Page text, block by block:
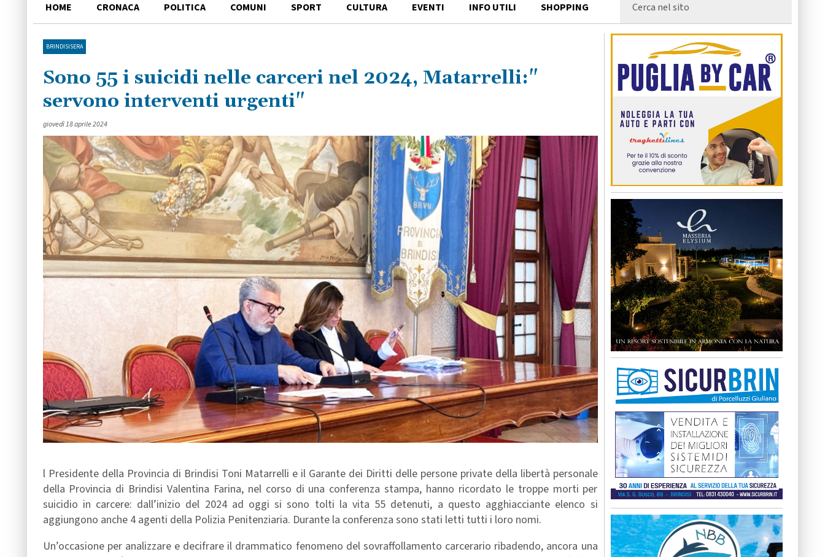
HOME CRONACA POLITICA COMUNI SPORT CULTURA EVENTI INFO UTILI SHOPPING
BRINDISISERA
Sono 55 i suicidi nelle carceri nel 2024, Matarrelli:"
servono interventi urgenti"
giovedì 18 aprile 2024
l Presidente della Provincia di Brindisi Toni Matarrelli e il Garante dei Diritti delle persone private della libertà personale
della Provincia di Brindisi Valentina Farina, nel corso di una conferenza stampa, hanno ricordato le troppe morti per
suicidio in carcere: dall’inizio del 2024 ad oggi si sono tolti la vita 55 detenuti, a questo agghiacciante elenco si
aggiungono anche 4 agenti della Polizia Penitenziaria. Durante la conferenza sono stati letti tutti i loro nomi.
Un’occasione per analizzare e decifrare il drammatico fenomeno del sovraffollamento carcerario ribadendo, ancora una